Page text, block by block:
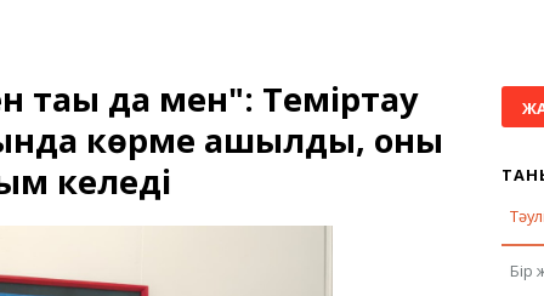
Қызметтер
Электроника
Жиһаз
тағы да мен": Теміртау
көрме ашылды, оны
келеді
Бір